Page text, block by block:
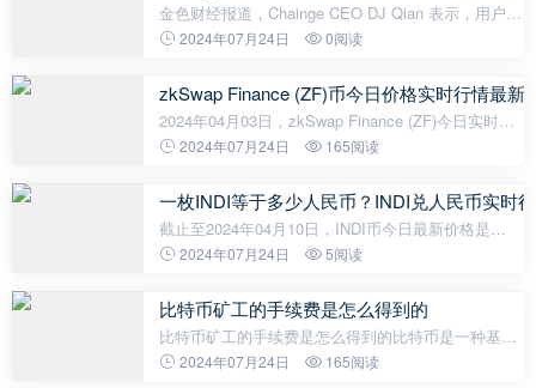
金色财经报道，Chainge CEO DJ Qian 表示，用户资
金安全，协议资产正在转移到 Chainge 自己的地址，
原因返回。 此前消息，据派盾监
2024年07月24日 0阅读
zkSwap Finance (ZF)币今日价格实时行情最新
2024年04月03日，zkSwap Finance (ZF)今日实时最
新价格是0.063051美元，约等于人民币0.4561元。
24H成交额$141,540美元，换手率0.69%。
2024年07月24日 165阅读
一枚INDI等于多少人民币？INDI兑人民币实时
截止至2024年04月10日，INDI币今日最新价格是
0.0133653美元，一枚INDI约合人民币0.09666元。
2024年07月24日 5阅读
比特币矿工的手续费是怎么得到的
比特币矿工的手续费是怎么得到的比特币是一种基于
区块链技术的加密货币，它在转账和交易中涉及到矿
2024年07月24日 165阅读